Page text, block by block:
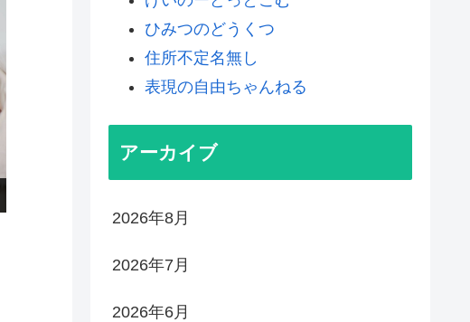
ひみつのどうくつ
住所不定名無し
表現の自由ちゃんねる
アーカイブ
2026年8月
2026年7月
2026年6月